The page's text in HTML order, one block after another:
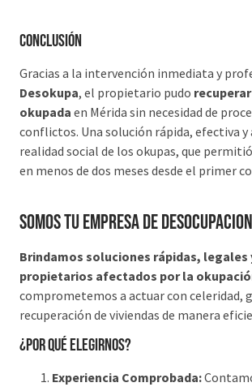
Conclusión
Gracias a la intervención inmediata y
Desokupa, el propietario pudo
okupada en Mérida sin necesidad de
conflictos. Una solución rápida, efectiva y
realidad social de los okupas, que
en menos de dos meses desde el primer
Somos tu Empresa de
Brindamos soluciones rápidas, legales
propietarios afectados por la
comprometemos a actuar con celeridad,
recuperación de viviendas de manera
¿Por qué elegirnos?
Experiencia Comprobada: